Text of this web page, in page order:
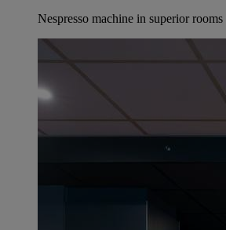
Nespresso machine in superior rooms